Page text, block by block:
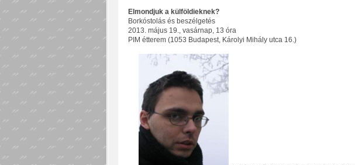
Elmondjuk a külföldieknek?
Borkóstolás és beszélgetés
2013. május 19., vasárnap, 13 óra
PIM étterem (1053 Budapest, Károlyi Mihály utca 16.)